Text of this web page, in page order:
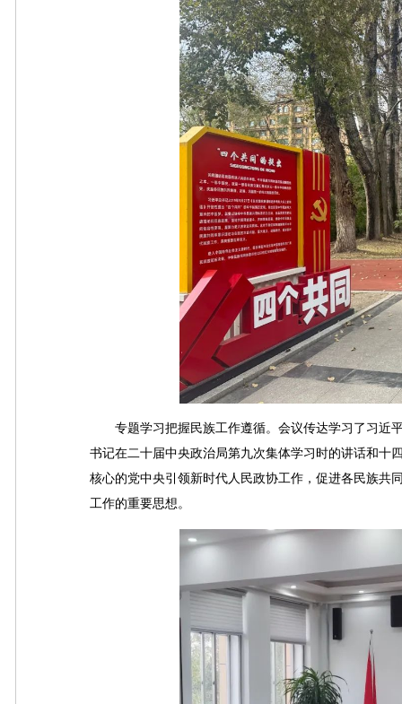
专题学习把握民族工作遵循。会议传达学习了习近平
书记在二十届中央政治局第九次集体学习时的讲话和十
核心的党中央引领新时代人民政协工作，促进各民族共
工作的重要思想。